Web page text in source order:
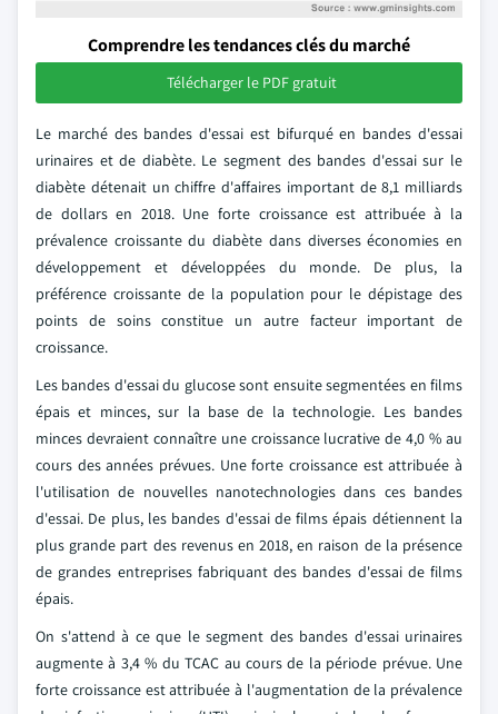
Comprendre les tendances clés du marché
Télécharger le PDF gratuit
Le marché des bandes d'essai est bifurqué en bandes d'essai
urinaires et de diabète. Le segment des bandes d'essai sur le
diabète détenait un chiffre d'affaires important de 8,1 milliards
de dollars en 2018. Une forte croissance est attribuée à la
prévalence croissante du diabète dans diverses économies en
développement et développées du monde. De plus, la
préférence croissante de la population pour le dépistage des
points de soins constitue un autre facteur important de
croissance.
Les bandes d'essai du glucose sont ensuite segmentées en films
épais et minces, sur la base de la technologie. Les bandes
minces devraient connaître une croissance lucrative de 4,0 % au
cours des années prévues. Une forte croissance est attribuée à
l'utilisation de nouvelles nanotechnologies dans ces bandes
d'essai. De plus, les bandes d'essai de films épais détiennent la
plus grande part des revenus en 2018, en raison de la présence
de grandes entreprises fabriquant des bandes d'essai de films
épais.
On s'attend à ce que le segment des bandes d'essai urinaires
augmente à 3,4 % du TCAC au cours de la période prévue. Une
forte croissance est attribuée à l'augmentation de la prévalence